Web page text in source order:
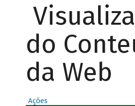
do
da Web
Ações